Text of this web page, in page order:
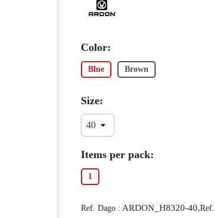
Color:
Blue Brown
Size:
Items per pack:
1
Ref. Dago : ARDON_H8320-40,